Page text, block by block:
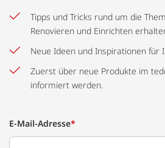
Tipps und Tricks rund um die
Renovieren und Einrichten
Neue Ideen und Inspirationen für
Zuerst über neue Produkte im
informiert werden.
E-Mail-Adresse*